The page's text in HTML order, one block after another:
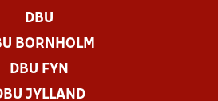
DBU
BORNHOLM
DBU FYN
JYLLAND